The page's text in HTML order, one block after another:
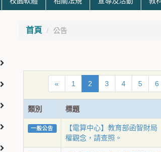
首頁 公告
« 1 2 3 4 5 6
類別 標題
一般公告
【電算中心】教育部函智財
權觀念，請查照。